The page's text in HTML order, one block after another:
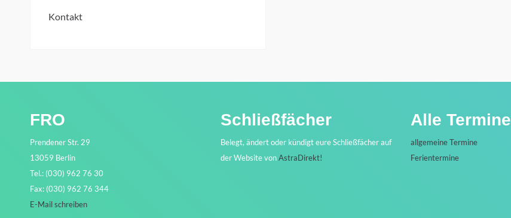
Kontakt
FRO
Prendener Str. 29
13059 Berlin
Tel.: (030) 962 76 30
Fax: (030) 962 76 344
E-Mail schreiben
Schließfächer
Belegt, ändert oder kündigt eure Schließfächer auf
der Website vonAstraDirekt!
Alle Termine
allgemeine Termine
Ferientermine